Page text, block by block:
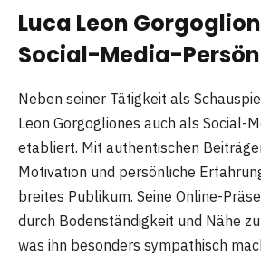
Luca Leon
Social-Media-
Neben seiner Tätigkeit als
Leon Gorgogliones auch als Social-
etabliert. Mit authentischen
Motivation und persönliche
breites Publikum. Seine Online-
durch Bodenständigkeit und Nähe
was ihn besonders sympathisch